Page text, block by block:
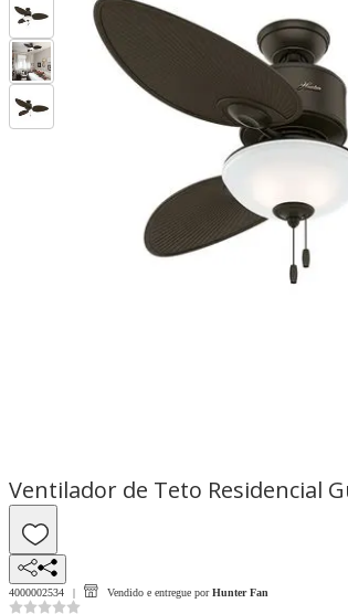
Ventilador de Teto Residencial
4000002534 Vendido e entregue por Hunter Fan